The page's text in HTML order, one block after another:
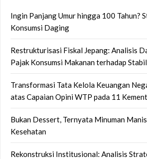
Ingin Panjang Umur hingga 100 Tahun?
Konsumsi Daging
Restrukturisasi Fiskal Jepang: Analisis
Pajak Konsumsi Makanan terhadap
Transformasi Tata Kelola Keuangan
atas Capaian Opini WTP pada 11
Bukan Dessert, Ternyata Minuman
Kesehatan
Rekonstruksi Institusional: Analisis